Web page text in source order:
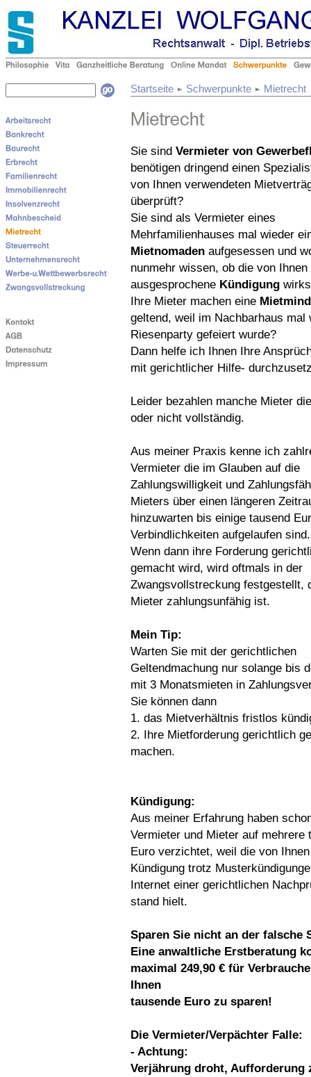
Startseite Schwerpunkte Mietrecht
Sie sind Vermieter von
benötigen dringend einen
von Ihnen verwendeten
überprüft?
Sie sind als Vermieter eines
Mehrfamilienhauses mal wieder
Mietnomaden aufgesessen und
nunmehr wissen, ob die von Ihnen
ausgesprochene Kündigung
Ihre Mieter machen eine
geltend, weil im Nachbarhaus mal
Riesenparty gefeiert wurde?
Dann helfe ich Ihnen Ihre
mit gerichtlicher Hilfe-
Leider bezahlen manche Mieter
oder nicht vollständig.
Aus meiner Praxis kenne ich
Vermieter die im Glauben auf die
Zahlungswilligkeit und
Mieters über einen längeren
hinzuwarten bis einige tausend
Verbindlichkeiten aufgelaufen sind.
Wenn dann ihre Forderung
gemacht wird, wird oftmals in der
Zwangsvollstreckung festgestellt,
Mieter zahlungsunfähig ist.
Mein Tip:
Warten Sie mit der gerichtlichen
Geltendmachung nur solange bis
mit 3 Monatsmieten in
Sie können dann
1. das Mietverhältnis fristlos
2. Ihre Mietforderung gerichtlich
machen.
Kündigung:
Aus meiner Erfahrung haben
Vermieter und Mieter auf mehrere
Euro verzichtet, weil die von
Kündigung trotz
Internet einer gerichtlichen
stand hielt.
Sparen Sie nicht an der falsche
Eine anwaltliche Erstberatung
maximal 249,90 € für
Ihnen
tausende Euro zu sparen!
Die Vermieter/Verpächter Falle:
- Achtung:
Verjährung droht, Aufforderung